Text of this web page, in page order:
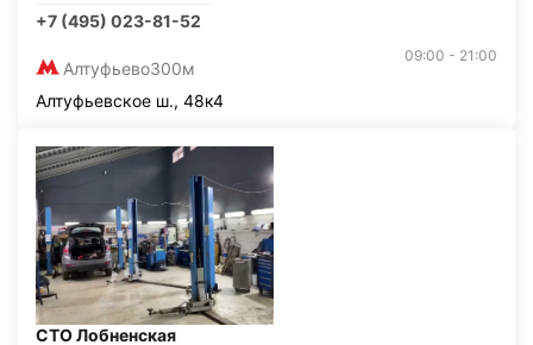
+7 (495) 023-81-52
Алтуфьево300м
09:00 - 21:00
Алтуфьевское ш., 48к4
СТО Лобненская